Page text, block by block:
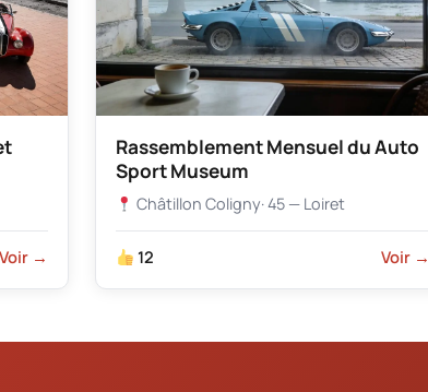
Voir →
Rassemblement Mensuel du Auto
Sport Museum
Châtillon Coligny· 45 — Loiret
12 Voir →